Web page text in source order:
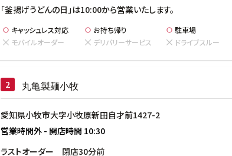
「釜揚げうどんの日」は10:00から営業いたします。
キャッシュレス対応 お持ち帰り
駐車場
モバイルオーダー
デリバリーサービス ドライブスルー
丸亀製麺小牧
愛知県小牧市大字小牧原新田自才前1427-2
営業時間外 - 開店時間 10:30
ラストオーダー　閉店30分前